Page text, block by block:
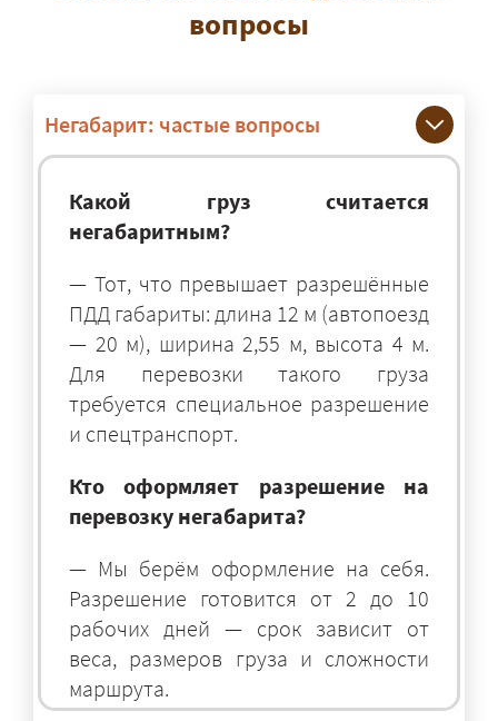
вопросы
Негабарит: частые вопросы
Какой груз считается
негабаритным?
— Тот, что превышает разрешённые
ПДД габариты: длина 12 м (автопоезд
— 20 м), ширина 2,55 м, высота 4 м.
Для перевозки такого груза
требуется специальное разрешение
и спецтранспорт.
Кто оформляет разрешение на
перевозку негабарита?
— Мы берём оформление на себя.
Разрешение готовится от 2 до 10
рабочих дней — срок зависит от
веса, размеров груза и сложности
маршрута.